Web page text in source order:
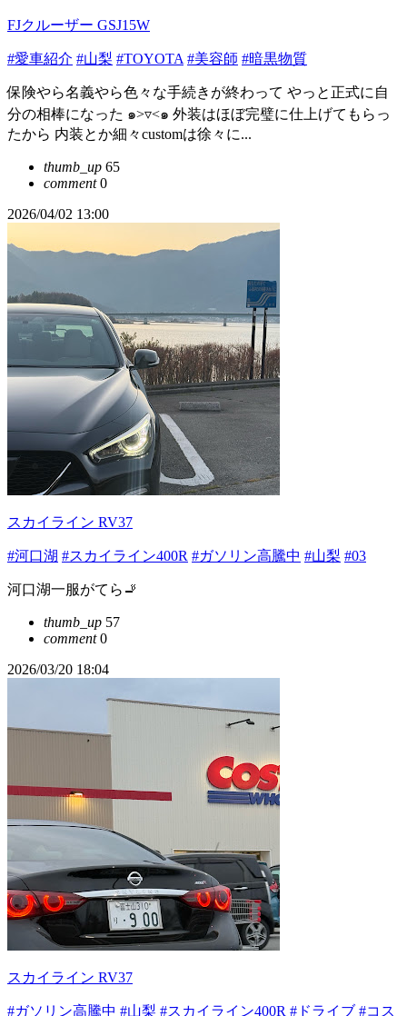
FJクルーザー GSJ15W
#愛車紹介 #山梨 #TOYOTA #美容師 #暗黒物質
保険やら名義やら色々な手続きが終わって やっと正式に自
分の相棒になった ๑˃▿˂๑ 外装はほぼ完璧に仕上げてもらっ
たから 内装とか細々customは徐々に...
thumb_up 65
comment0
2026/04/02 13:00
スカイライン RV37
#河口湖 #スカイライン400R #ガソリン高騰中 #山梨 #03
河口湖一服がてら🚬
thumb_up 57
comment0
2026/03/20 18:04
スカイライン RV37
#ガソリン高騰中 #山梨 #スカイライン400R #ドライブ #コス